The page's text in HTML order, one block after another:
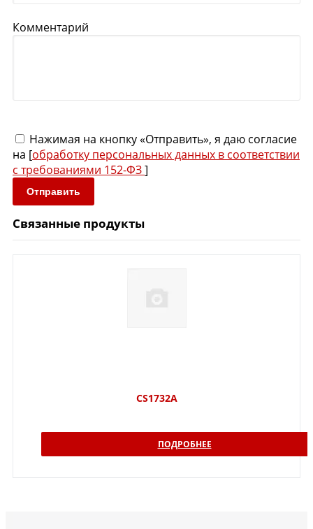
Комментарий
Нажимая на кнопку «Отправить», я даю согласие
на [обработку персональных данных в соответствии
с требованиями 152-ФЗ]
Отправить
Связанные продукты
CS1732A
ПОДРОБНЕЕ